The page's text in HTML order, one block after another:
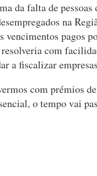
da falta de
na
vencimentos pagos
com
a fiscalizar
com prémios
o tempo vai